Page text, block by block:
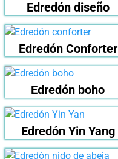
Edredón diseño
Edredón Conforter
Edredón boho
Edredón Yin Yang